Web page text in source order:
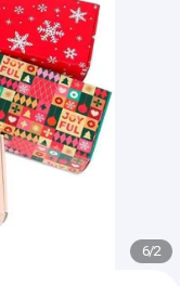
2
/
6